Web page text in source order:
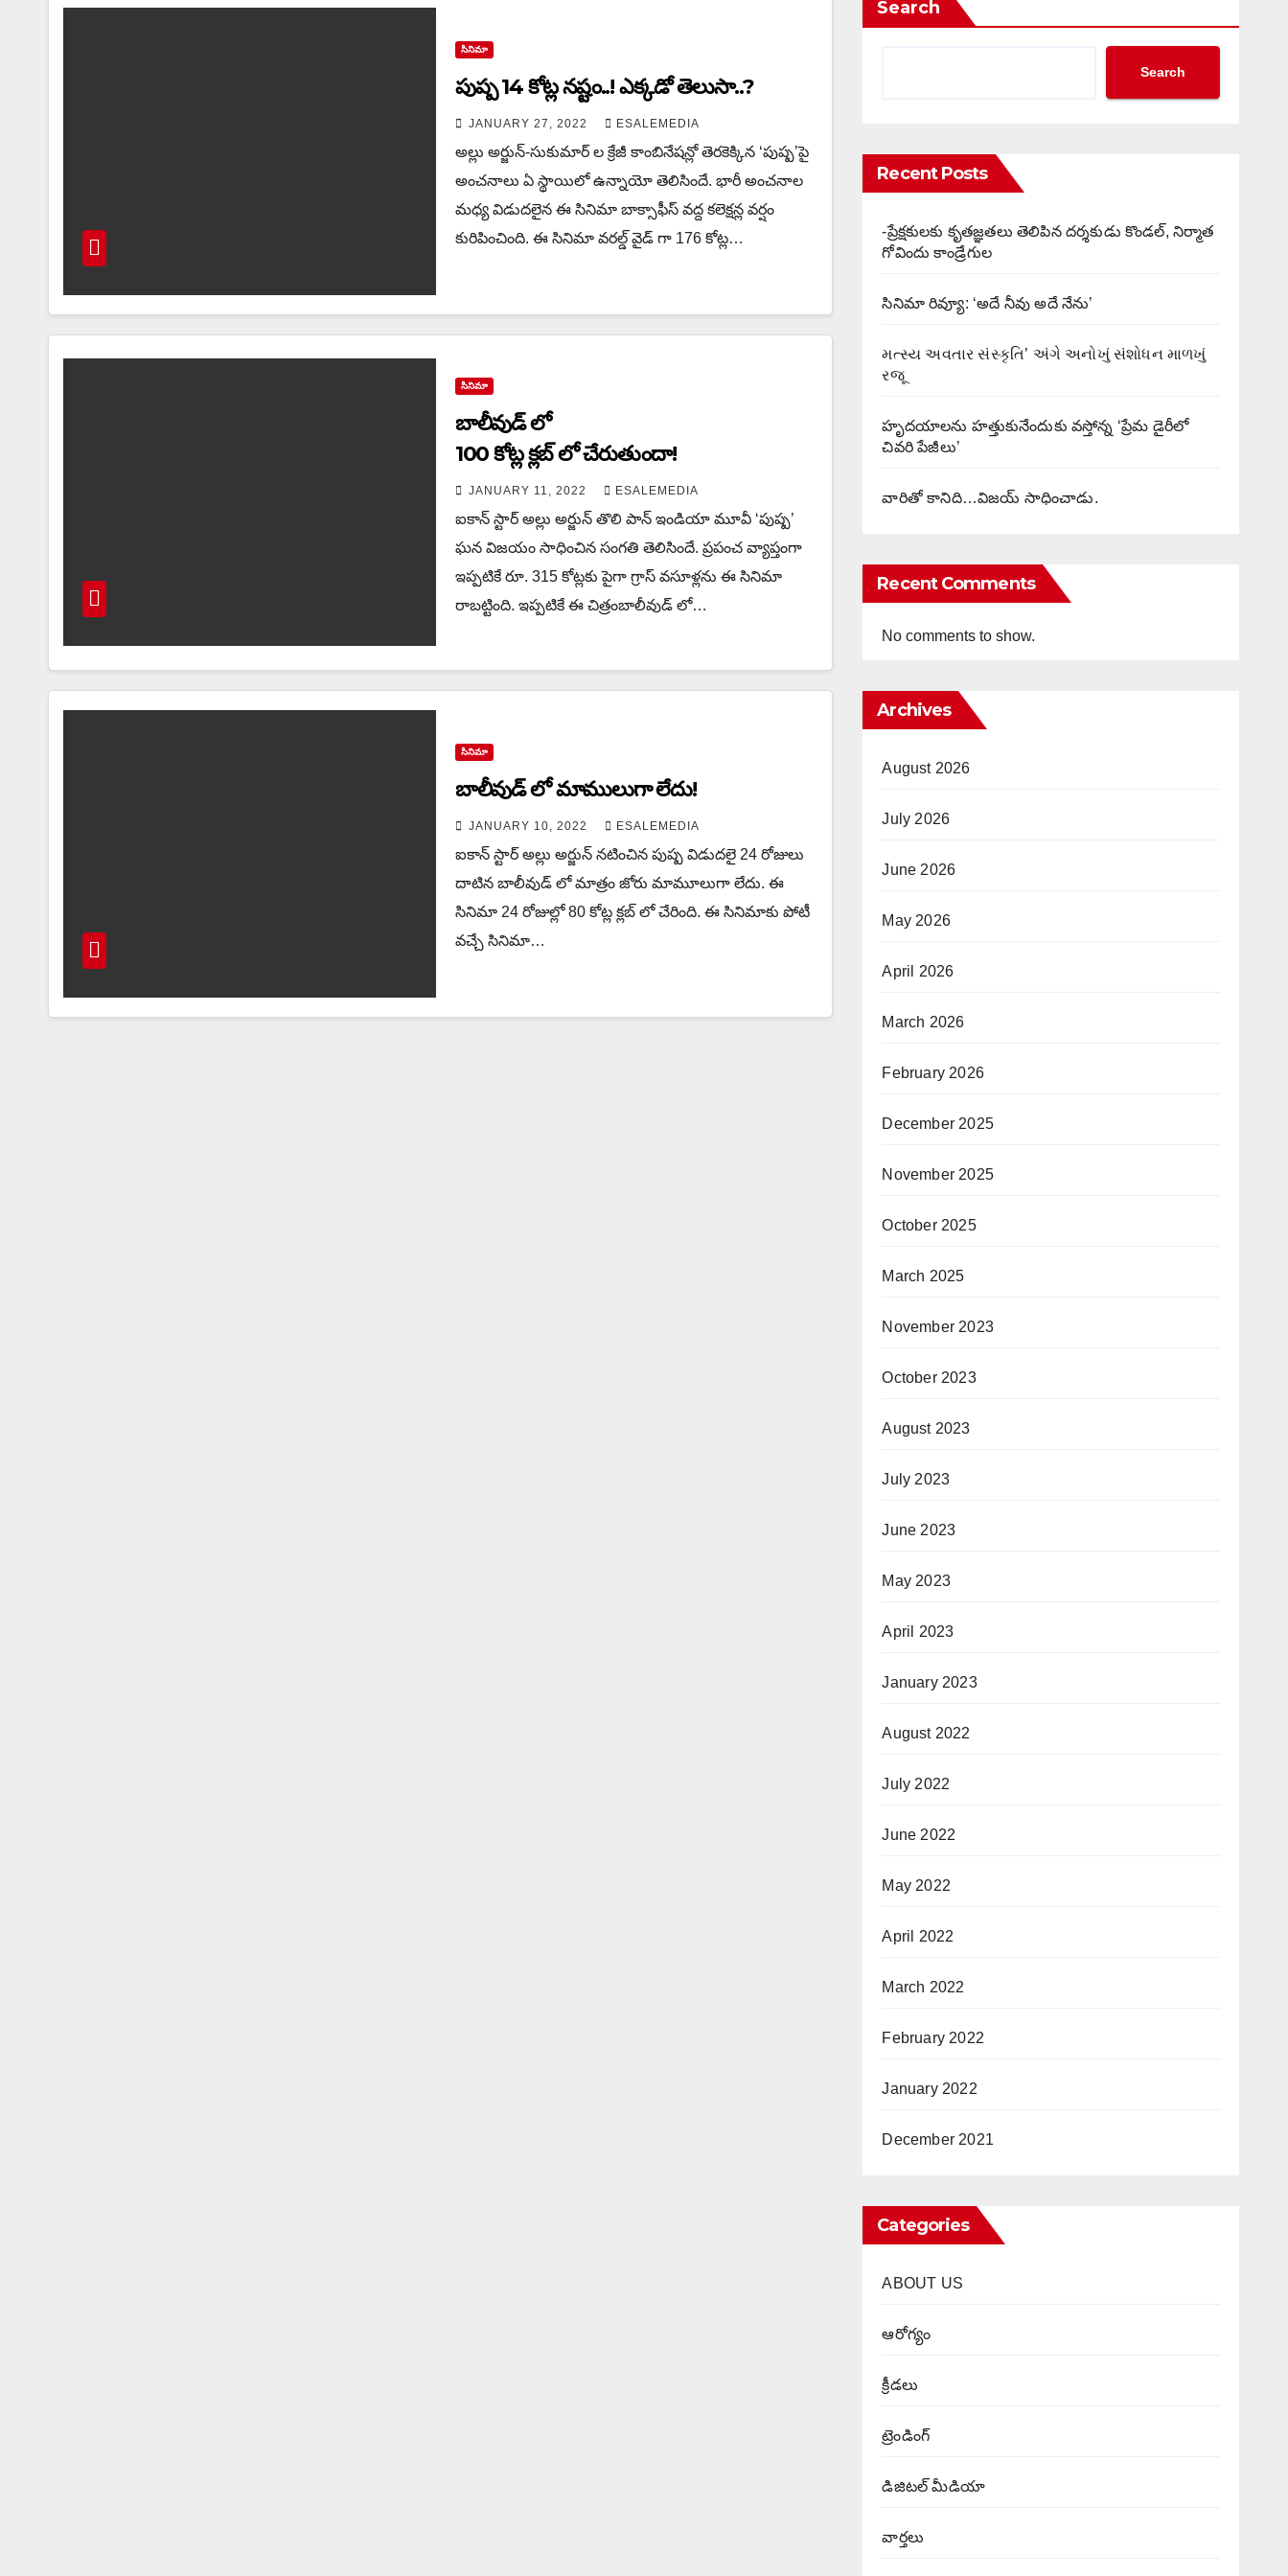
సినిమా
పుష్ప 14 కోట్ల నష్టం..! ఎక్కడో తెలుసా..?
JANUARY 27, 2022 ESALEMEDIA
అల్లు అర్జున్-సుకుమార్ ల క్రేజీ కాంబినేషన్లో తెరకెక్కిన ‘పుష్ప’పై
అంచనాలు ఏ స్థాయిలో ఉన్నాయో తెలిసిందే. భారీ అంచనాల
మధ్య విడుదలైన ఈ సినిమా బాక్సాఫీస్ వద్ద కలెక్షన్ల వర్షం
కురిపించింది. ఈ సినిమా వరల్డ్ వైడ్ గా 176 కోట్ల…
సినిమా
బాలీవుడ్ లో
100 కోట్ల క్లబ్ లో చేరుతుందా!
JANUARY 11, 2022 ESALEMEDIA
ఐకాన్ స్టార్ అల్లు అర్జున్ తొలి పాన్ ఇండియా మూవీ ‘పుష్ప’
ఘన విజయం సాధించిన సంగతి తెలిసిందే. ప్రపంచ వ్యాప్తంగా
ఇప్పటికే రూ. 315 కోట్లకు పైగా గ్రాస్ వసూళ్లను ఈ సినిమా
రాబట్టింది. ఇప్పటికే ఈ చిత్రంబాలీవుడ్ లో…
సినిమా
బాలీవుడ్ లో మాములుగా లేదు!
JANUARY 10, 2022 ESALEMEDIA
ఐకాన్ స్టార్ అల్లు అర్జున్ నటించిన పుష్ప విడుదలై 24 రోజులు
దాటిన బాలీవుడ్ లో మాత్రం జోరు మామూలుగా లేదు. ఈ
సినిమా 24 రోజుల్లో 80 కోట్ల క్లబ్ లో చేరింది. ఈ సినిమాకు పోటీ
వచ్చే సినిమా…
Search
Search
Recent Posts
-ప్రేక్షకులకు కృతజ్ఞతలు తెలిపిన దర్శకుడు కొండల్, నిర్మాత
గోవిందు కాండ్రేగుల
సినిమా రివ్యూ: ‘అదే నీవు అదే నేను’
મત્સ્ય અવતાર સંસ્કૃતિ’ અંગે અનોખું સંશોધન માળખું
રજૂ
హృదయాలను హత్తుకునేందుకు వస్తోన్న ‘ప్రేమ డైరీలో
చివరి పేజీలు’
వారితో కానిది…విజయ్ సాధించాడు.
Recent Comments
No comments to show.
Archives
August 2026
July 2026
June 2026
May 2026
April 2026
March 2026
February 2026
December 2025
November 2025
October 2025
March 2025
November 2023
October 2023
August 2023
July 2023
June 2023
May 2023
April 2023
January 2023
August 2022
July 2022
June 2022
May 2022
April 2022
March 2022
February 2022
January 2022
December 2021
Categories
ABOUT US
ఆరోగ్యం
క్రీడలు
ట్రెండింగ్
డిజిటల్ మీడియా
వార్త‌లు